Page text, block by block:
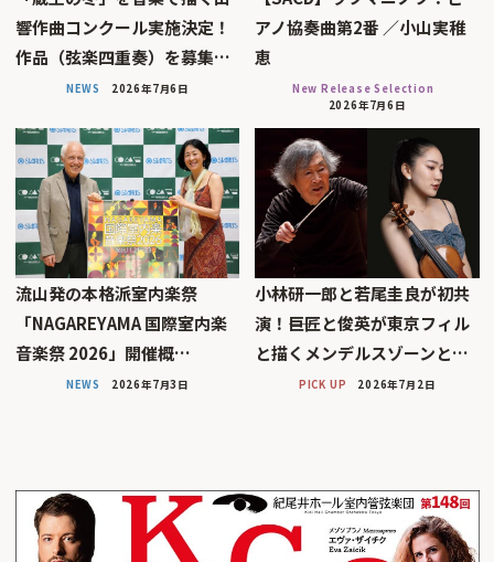
響作曲コンクール実施決定！
作品（弦楽四重奏）を募集…
NEWS 2026年7月6日
アノ協奏曲第2番 ／小山実稚
恵
New Release Selection
2026年7月6日
流山発の本格派室内楽祭
「NAGAREYAMA 国際室内楽
音楽祭 2026」開催概…
NEWS 2026年7月3日
小林研一郎と若尾圭良が初共
演！――巨匠と俊英が東京フィル
と描くメンデルスゾーンと…
PICK UP 2026年7月2日